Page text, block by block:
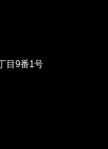
目9番1号